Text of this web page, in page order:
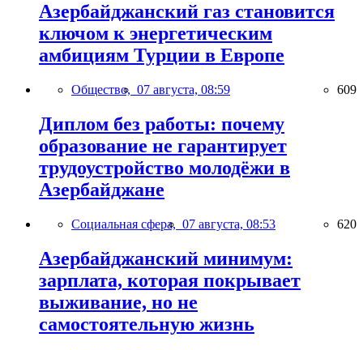
Азербайджанский газ становится
ключом к энергетическим
амбициям Турции в Европе
Общество, 07 августа, 08:59 609
Диплом без работы: почему
образование не гарантирует
трудоустройство молодёжи в
Азербайджане
Социальная сфера, 07 августа, 08:53 620
Азербайджанский минимум:
зарплата, которая покрывает
выживание, но не
самостоятельную жизнь